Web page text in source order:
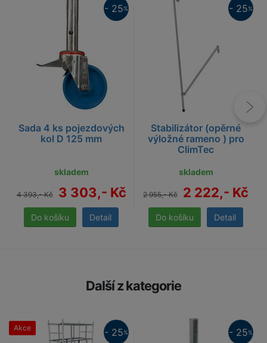
Sada 4 ks pojezdových
kol D 125 mm
skladem
4 393,- Kč 3 303,- Kč
Detail
- 25%
Stabilizátor (opěrné
výložné rameno ) pro
ClimTec
skladem
2 955,- Kč 2 222,- Kč
Detail
- 25%
Další z kategorie
Akce
- 25% - 25%